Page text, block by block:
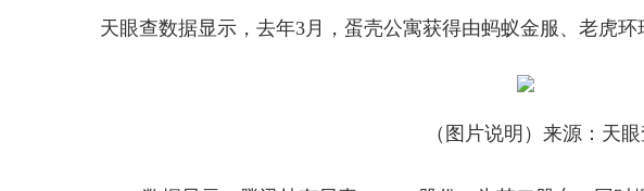
天眼查数据显示，去年3月，蛋壳公寓获得由蚂蚁金服、老虎环
（图片说明）来源：天